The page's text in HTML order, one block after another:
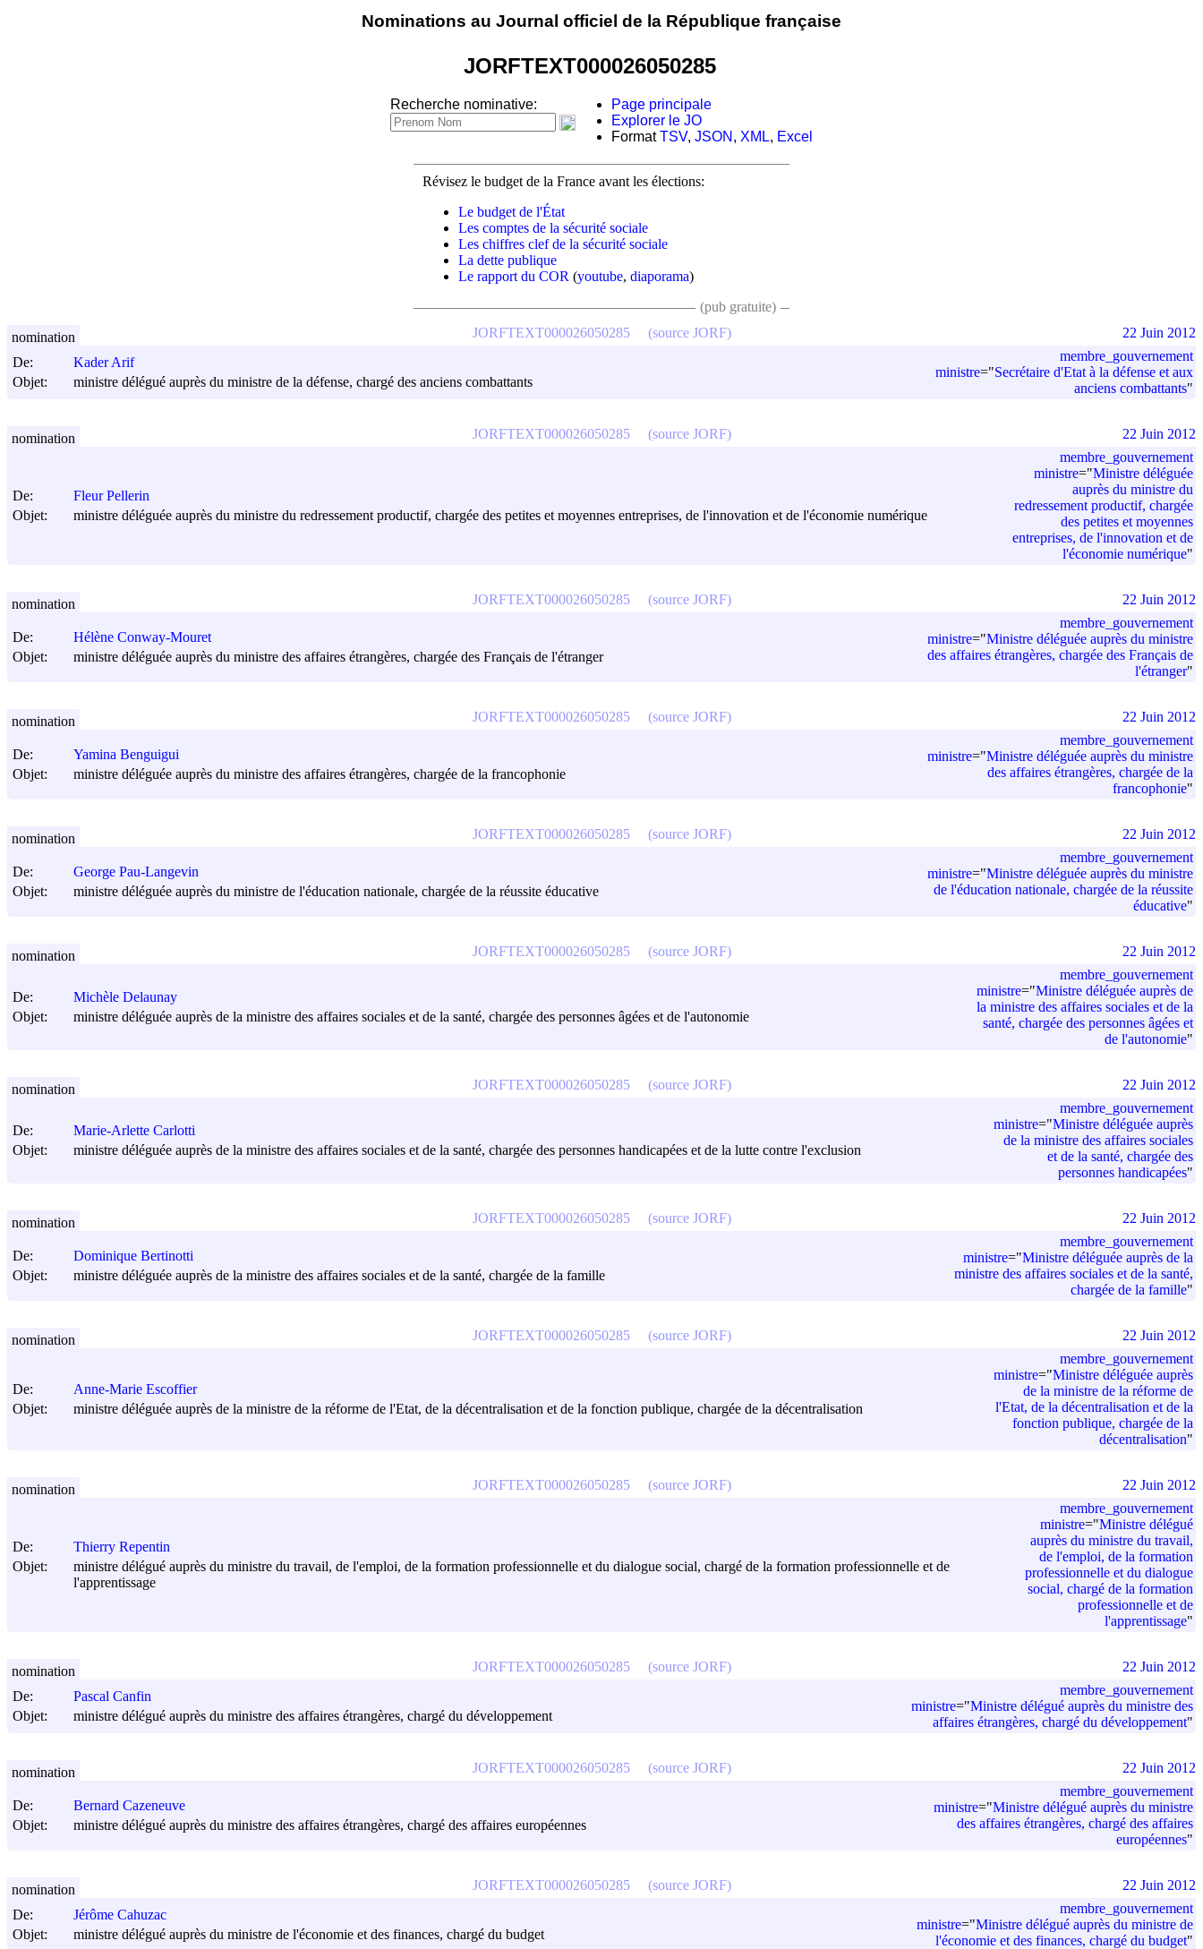
Nominations au Journal officiel de la République française
JORFTEXT000026050285
Recherche nominative:
Page principale
Explorer le JO
FormatTSV, JSON , XML, Excel
Révisez le budget de la France avant les élections:
Le budget de l'État
Les comptes de la sécurité sociale
Les chiffres clef de la sécurité sociale
La dette publique
Le rapport du COR (youtube, diaporama)
(pub gratuite)
De:
Kader Arif
Objet:
ministre délégué auprès du ministre de la défense, chargé des anciens combattants
membre_gouvernement
ministre="Secrétaire d'Etat à la défense et aux
anciens combattants"
JORFTEXT000026050285 (source JORF)
nomination 22 Juin 2012
De:
Fleur Pellerin
Objet:
ministre déléguée auprès du ministre du redressement productif, chargée des petites et moyennes entreprises, de l'innovation et de l'économie numérique
membre_gouvernement
ministre="Ministre déléguée
auprès du ministre du
redressement productif, chargée
des petites et moyennes
entreprises, de l'innovation et de
l'économie numérique"
JORFTEXT000026050285 (source JORF)
nomination 22 Juin 2012
De:
Hélène Conway-Mouret
Objet:
ministre déléguée auprès du ministre des affaires étrangères, chargée des Français de l'étranger
membre_gouvernement
ministre="Ministre déléguée auprès du ministre
des affaires étrangères, chargée des Français de
l'étranger"
JORFTEXT000026050285 (source JORF)
nomination 22 Juin 2012
De:
Yamina Benguigui
Objet:
ministre déléguée auprès du ministre des affaires étrangères, chargée de la francophonie
membre_gouvernement
ministre="Ministre déléguée auprès du ministre
des affaires étrangères, chargée de la
francophonie"
JORFTEXT000026050285 (source JORF)
nomination 22 Juin 2012
De:
George Pau-Langevin
Objet:
ministre déléguée auprès du ministre de l'éducation nationale, chargée de la réussite éducative
membre_gouvernement
ministre="Ministre déléguée auprès du ministre
de l'éducation nationale, chargée de la réussite
éducative"
JORFTEXT000026050285 (source JORF)
nomination 22 Juin 2012
De:
Michèle Delaunay
Objet:
ministre déléguée auprès de la ministre des affaires sociales et de la santé, chargée des personnes âgées et de l'autonomie
membre_gouvernement
ministre="Ministre déléguée auprès de
la ministre des affaires sociales et de la
santé, chargée des personnes âgées et
de l'autonomie"
JORFTEXT000026050285 (source JORF)
nomination 22 Juin 2012
De:
Marie-Arlette Carlotti
Objet:
ministre déléguée auprès de la ministre des affaires sociales et de la santé, chargée des personnes handicapées et de la lutte contre l'exclusion
membre_gouvernement
ministre="Ministre déléguée auprès
de la ministre des affaires sociales
et de la santé, chargée des
personnes handicapées"
JORFTEXT000026050285 (source JORF)
nomination 22 Juin 2012
De:
Dominique Bertinotti
Objet:
ministre déléguée auprès de la ministre des affaires sociales et de la santé, chargée de la famille
membre_gouvernement
ministre="Ministre déléguée auprès de la
ministre des affaires sociales et de la santé,
chargée de la famille"
JORFTEXT000026050285 (source JORF)
nomination 22 Juin 2012
De:
Anne-Marie Escoffier
Objet:
ministre déléguée auprès de la ministre de la réforme de l'Etat, de la décentralisation et de la fonction publique, chargée de la décentralisation
membre_gouvernement
ministre="Ministre déléguée auprès
de la ministre de la réforme de
l'Etat, de la décentralisation et de la
fonction publique, chargée de la
décentralisation"
JORFTEXT000026050285 (source JORF)
nomination 22 Juin 2012
De:
Thierry Repentin
Objet:
ministre délégué auprès du ministre du travail, de l'emploi, de la formation professionnelle et du dialogue social, chargé de la formation professionnelle et de
l'apprentissage
membre_gouvernement
ministre="Ministre délégué
auprès du ministre du travail,
de l'emploi, de la formation
professionnelle et du dialogue
social, chargé de la formation
professionnelle et de
l'apprentissage"
JORFTEXT000026050285 (source JORF)
nomination 22 Juin 2012
De:
Pascal Canfin
Objet:
ministre délégué auprès du ministre des affaires étrangères, chargé du développement
membre_gouvernement
ministre="Ministre délégué auprès du ministre des
affaires étrangères, chargé du développement"
JORFTEXT000026050285 (source JORF)
nomination 22 Juin 2012
De:
Bernard Cazeneuve
Objet:
ministre délégué auprès du ministre des affaires étrangères, chargé des affaires européennes
membre_gouvernement
ministre="Ministre délégué auprès du ministre
des affaires étrangères, chargé des affaires
européennes"
JORFTEXT000026050285 (source JORF)
nomination 22 Juin 2012
De:
Jérôme Cahuzac
Objet:
ministre délégué auprès du ministre de l'économie et des finances, chargé du budget
membre_gouvernement
ministre="Ministre délégué auprès du ministre de
l'économie et des finances, chargé du budget"
JORFTEXT000026050285 (source JORF)
nomination 22 Juin 2012